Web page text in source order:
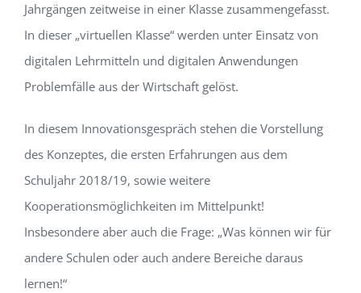
Jahrgängen zeitweise in einer Klasse zusammengefasst.
In dieser „virtuellen Klasse“ werden unter Einsatz von
digitalen Lehrmitteln und digitalen Anwendungen
Problemfälle aus der Wirtschaft gelöst.
In diesem Innovationsgespräch stehen die Vorstellung
des Konzeptes, die ersten Erfahrungen aus dem
Schuljahr 2018/19, sowie weitere
Kooperationsmöglichkeiten im Mittelpunkt!
Insbesondere aber auch die Frage: „Was können wir für
andere Schulen oder auch andere Bereiche daraus
lernen!“